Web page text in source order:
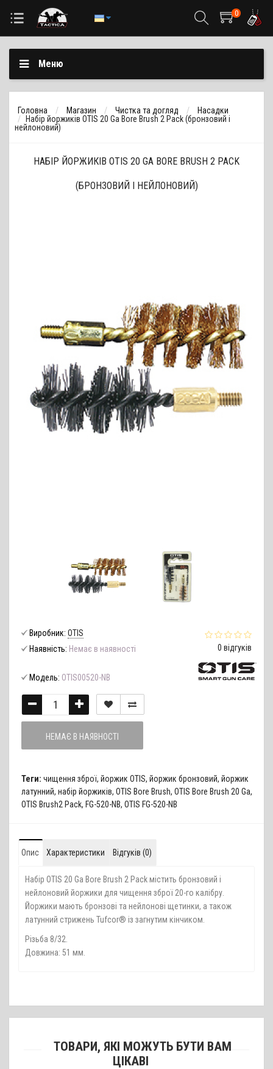
0
Меню
Головна Магазин Чистка та догляд
Насадки
Набір йоржиків OTIS 20 Ga Bore Brush 2 Pack (бронзовий і
нейлоновий)
НАБІР ЙОРЖИКІВ OTIS 20 GA BORE BRUSH 2 PACK
(БРОНЗОВИЙ І НЕЙЛОНОВИЙ)
0 відгуків
Виробник: OTIS
Наявність: Немає в наявності
Модель: OTIS00520-NB
НЕМАЄ В НАЯВНОСТІ
Теги: чищення зброї, йоржик OTIS, йоржик бронзовий, йоржик
латунний, набір йоржиків, OTIS Bore Brush, OTIS Bore Brush 20 Ga,
OTIS Brush2 Pack, FG-520-NB, OTIS FG-520-NB
Опис Характеристики Відгуків (0)
Набір OTIS 20 Ga Bore Brush 2 Pack містить бронзовий і
нейлоновий йоржики для чищення зброї 20-го калібру.
Йоржики мають бронзові та нейлонові щетинки, а також
латунний стрижень Tufcor® із загнутим кінчиком.
Різьба 8/32.
Довжина: 51 мм.
ТОВАРИ, ЯКІ МОЖУТЬ БУТИ ВАМ
ЦІКАВІ